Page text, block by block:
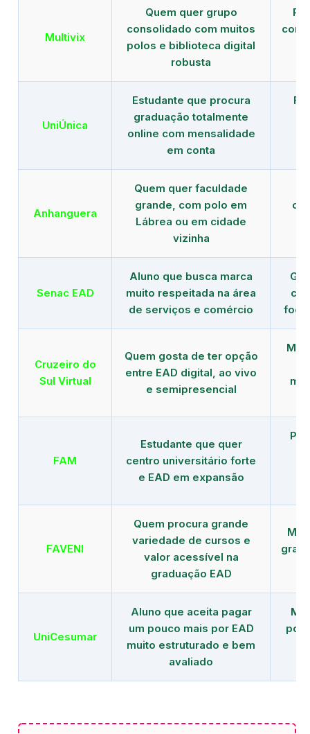
Multivix
Quem quer grupo
consolidado com muitos
polos e biblioteca digital
robusta
com
UniÚnica
Estudante que procura
graduação totalmente
online com mensalidade
em conta
Anhanguera
Quem quer faculdade
grande, com polo em
Lábrea ou em cidade
vizinha
Senac EAD
Aluno que busca marca
muito respeitada na área
de serviços e comércio
foco
Cruzeiro do
Sul Virtual
Quem gosta de ter opção
entre EAD digital, ao vivo
e semipresencial
FAM
Estudante que quer
centro universitário forte
e EAD em expansão
FAVENI
Quem procura grande
variedade de cursos e
valor acessível na
graduação EAD
UniCesumar
Aluno que aceita pagar
um pouco mais por EAD
muito estruturado e bem
avaliado